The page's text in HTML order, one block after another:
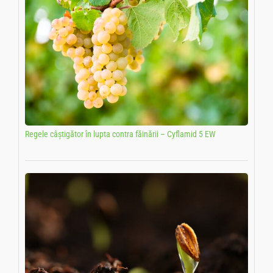
Regele câștigător în lupta contra făinării – Cyflamid 5 EW